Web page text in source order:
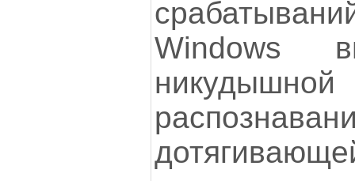
Windows